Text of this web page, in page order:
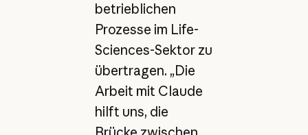
betrieblichen
Prozesse im Life-
Sciences-Sektor zu
übertragen. „Die
Arbeit mit Claude
hilft uns, die